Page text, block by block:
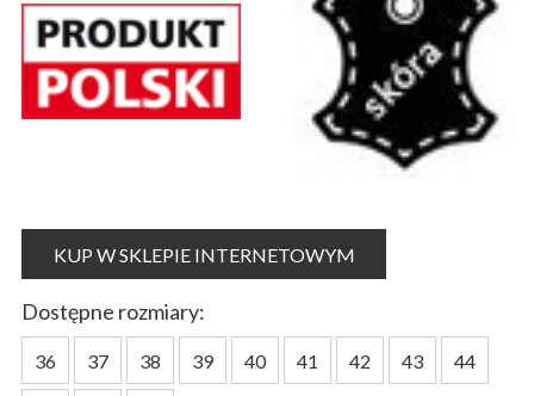
KUP W SKLEPIE INTERNETOWYM
Dostępne rozmiary:
36 37 38 39 40 41 42 43 44